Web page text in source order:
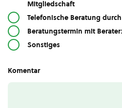
Mitgliedschaft
Telefonische Beratung
Beratungstermin mit
Sonstiges
Komentar